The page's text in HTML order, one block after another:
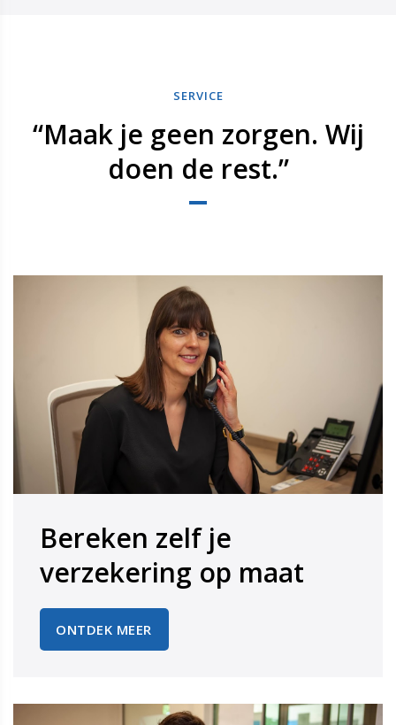
SERVICE
“Maak je geen zorgen. Wij
doen de rest.”
Bereken zelf je
​​​​​​​verzekering op maat
ONTDEK MEER